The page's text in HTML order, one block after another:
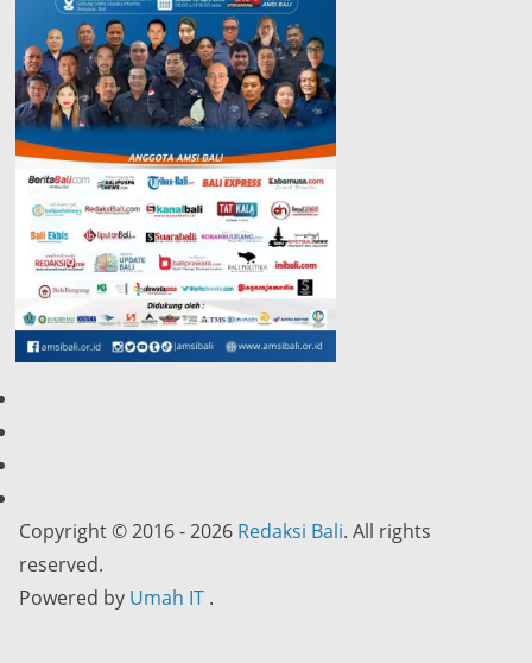
Copyright © 2016 - 2026 Redaksi Bali. All rights
reserved.
Powered by Umah IT .